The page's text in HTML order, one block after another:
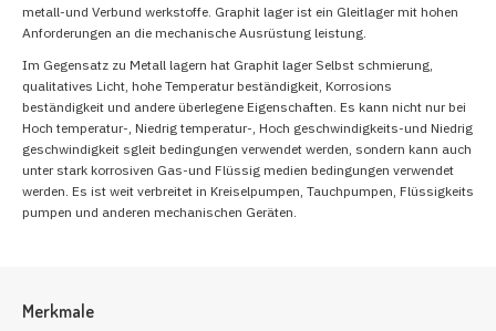
metall-und Verbund werkstoffe. Graphit lager ist ein Gleitlager mit hohen
Anforderungen an die mechanische Ausrüstung leistung.
Im Gegensatz zu Metall lagern hat Graphit lager Selbst schmierung,
qualitatives Licht, hohe Temperatur beständigkeit, Korrosions
beständigkeit und andere überlegene Eigenschaften. Es kann nicht nur bei
Hoch temperatur-, Niedrig temperatur-, Hoch geschwindigkeits-und Niedrig
geschwindigkeit sgleit bedingungen verwendet werden, sondern kann auch
unter stark korrosiven Gas-und Flüssig medien bedingungen verwendet
werden. Es ist weit verbreitet in Kreiselpumpen, Tauchpumpen, Flüssigkeits
pumpen und anderen mechanischen Geräten.
Merkmale